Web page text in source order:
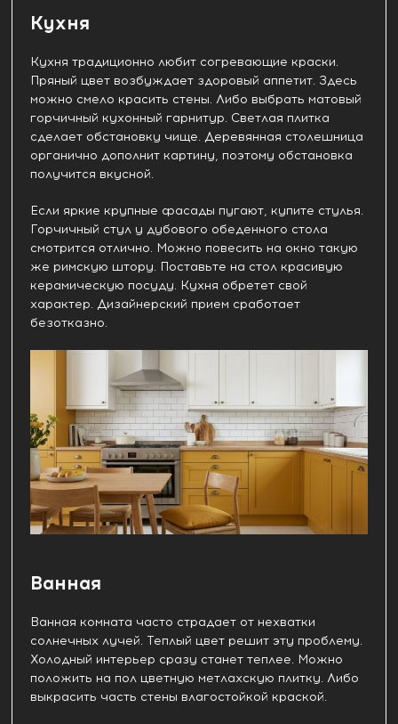
Кухня
Кухня традиционно любит согревающие краски.
Пряный цвет возбуждает здоровый аппетит. Здесь
можно смело красить стены. Либо выбрать матовый
горчичный кухонный гарнитур. Светлая плитка
сделает обстановку чище. Деревянная столешница
органично дополнит картину, поэтому обстановка
получится вкусной.
Если яркие крупные фасады пугают, купите стулья.
Горчичный стул у дубового обеденного стола
смотрится отлично. Можно повесить на окно такую
же римскую штору. Поставьте на стол красивую
керамическую посуду. Кухня обретет свой
характер. Дизайнерский прием сработает
безотказно.
Ванная
Ванная комната часто страдает от нехватки
солнечных лучей. Теплый цвет решит эту проблему.
Холодный интерьер сразу станет теплее. Можно
положить на пол цветную метлахскую плитку. Либо
выкрасить часть стены влагостойкой краской.